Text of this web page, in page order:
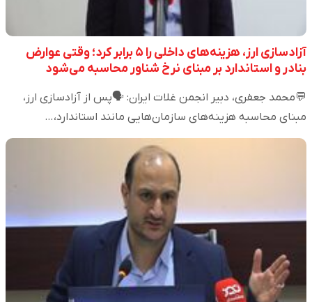
آزادسازی ارز، هزینه‌های داخلی را ۵ برابر کرد؛ وقتی عوارض
بنادر و استاندارد بر مبنای نرخ شناور محاسبه می‌شود
💬محمد جعفری، دبیر انجمن غلات ایران: 🗣️پس از آزادسازی ارز،
مبنای محاسبه هزینه‌های سازمان‌هایی مانند استاندارد،…